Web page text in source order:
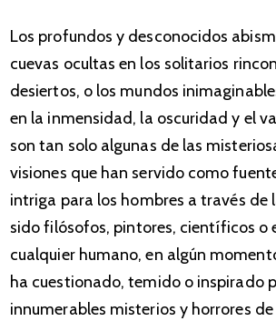
Los profundos y desconocidos
cuevas ocultas en los solitarios
desiertos, o los mundos
en la inmensidad, la oscuridad y el
son tan solo algunas de las
visiones que han servido como
intriga para los hombres a través de
sido filósofos, pintores, científicos o
cualquier humano, en algún
ha cuestionado, temido o inspirado
innumerables misterios y horrores